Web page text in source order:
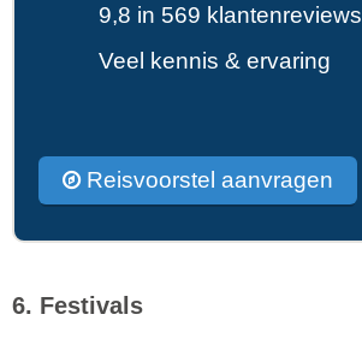
9,8 in 569 klantenreviews
Veel kennis & ervaring
Reisvoorstel aanvragen
6. Festivals